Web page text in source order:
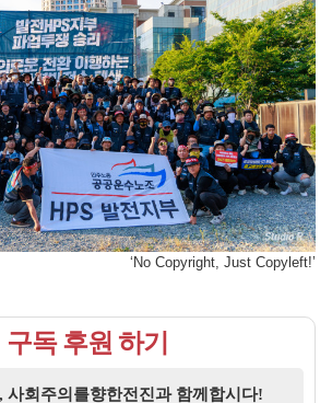
‘No Copyright, Just Copyleft!’
구독 후원 하기
사회주의를향한전진과 함께합시다!